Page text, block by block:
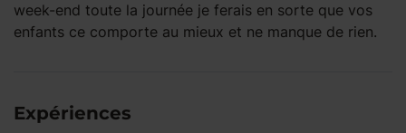
week-end toute la journée je ferais en sorte que vos
enfants ce comporte au mieux et ne manque de rien.
Expériences